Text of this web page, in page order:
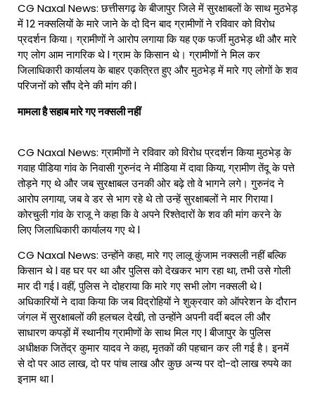
CG Naxal News: छत्तीसगढ़ केबीजापुरजिले में सुरक्षाबलों के साथ मुठभेड़
में 12 नक्सलियों के मारे जाने के दो दिन बाद ग्रामीणों ने रविवार को विरोध
प्रदर्शन किया। ग्रामीणों ने आरोप लगाया कि यह एक फर्जी मुठभेड़ थी और मारे
गए लोग आम नागरिक थे l ग्राम के किसान थे। ग्रामीणों ने मिल कर
जिलाधिकारी कार्यालय के बाहर एकत्रित हुए और मुठभेड़ में मारे गए लोगों के शव
परिजनों को सौंप देने की मांग की l
मामला है सहाब मारे गए नक्सली नहीं
CG Naxal News: ग्रामीणों ने रविवार को विरोध प्रदर्शन किया मुठभेड़ के
गवाह पीडिया गांव के निवासी गुरुनंद ने मीडिया में दावा किया, ग्रामीण तेंदू के पत्ते
तोड़ने गए थे और जब सुरक्षाबल उनकी ओर बढ़े तो वे भागने लगे। गुरुनंद ने
आरोप लगाया, जब वे डर से भाग रहे थे तो उन्हें सुरक्षाबलों ने मार गिराया l
कोरचुली गांव के राजू ने कहा कि वे अपने रिश्तेदारों के शव की मांग करने के
लिए जिलाधिकारी कार्यालय गए थे l
CG Naxal News: उन्होंने कहा, मारे गए लालू कुंजाम नक्सली नहीं बल्कि
किसान थे l वह घर पर था और पुलिस को देखकर भाग रहा था, तभी उसे गोली
मार दी गई l वहीं, पुलिस ने दोहराया कि मारे गए सभी लोग नक्सली थे l
अधिकारियों ने दावा किया कि जब विद्रोहियों ने शुक्रवार को ऑपरेशन के दौरान
जंगल में सुरक्षाबलों की हलचल देखी, तो उन्होंने अपनी वर्दी बदल ली और
साधारण कपड़ों में स्थानीय ग्रामीणों के साथ मिल गए l बीजापुर के पुलिस
अधीक्षक जितेंद्र कुमार यादव ने कहा, मृतकों की पहचान कर ली गई है। इनमें
से दो पर आठ लाख, दो पर पांच लाख और कुछ अन्य पर दो-दो लाख रुपये का
इनाम था l